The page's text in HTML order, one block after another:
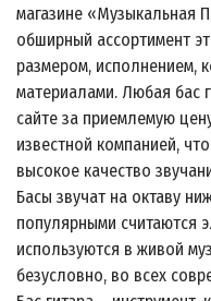
магазине «Музыкальная
обширный ассортимент
размером, исполнением,
материалами. Любая бас
сайте за приемлемую
известной компанией,
высокое качество
Басы звучат на октаву
популярными считаются
используются в живой
безусловно, во всех